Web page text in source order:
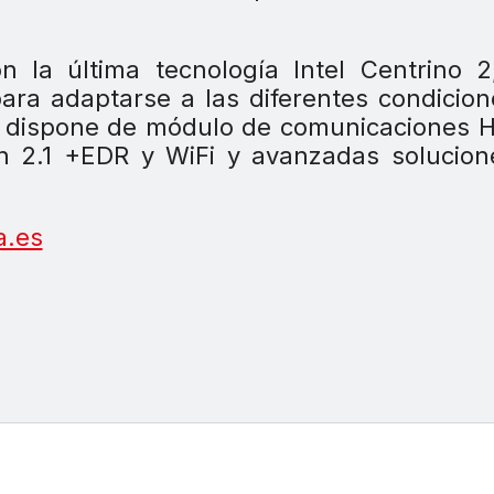
la última tecnología Intel Centrino
adaptarse a las diferentes
de módulo de comunicaciones
2.1 +EDR y WiFi y avanzadas